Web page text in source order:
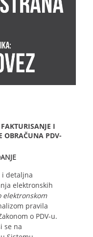
I
OBRAČUNA PDV-
i detaljna
elektronskih
elektronskom
pravila
o PDV-u.
se na